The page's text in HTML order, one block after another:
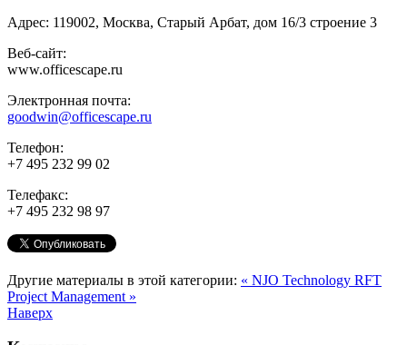
Адрес: 119002, Москва, Старый Арбат, дом 16/3 строение 3
Веб-сайт:
www.officescape.ru
Электронная почта:
goodwin@officescape.ru
Телефон:
+7 495 232 99 02
Телефакс:
+7 495 232 98 97
Другие материалы в этой категории: « NJO Technology RFT
Project Management »
Наверх